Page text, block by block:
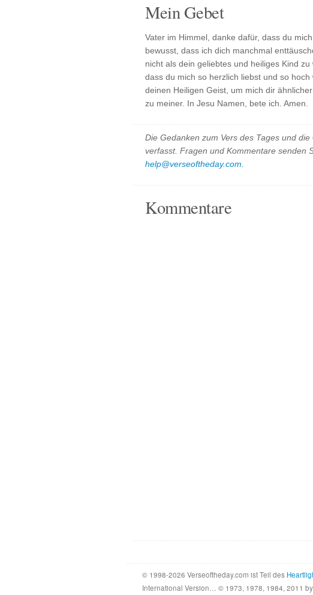
Mein Gebet
Vater im Himmel, danke dafür, dass du
bewusst, dass ich dich manchmal
nicht als dein geliebtes und heiliges Kind
dass du mich so herzlich liebst und so
deinen Heiligen Geist, um mich dir
zu meiner. In Jesu Namen, bete ich. Amen.
Die Gedanken zum Vers des Tages und
verfasst. Fragen und Kommentare senden
help@verseoftheday.com
Kommentare
© 1998-2026 Verseoftheday.com ist Teil des
International Version… © 1973, 1978, 1984, 2011